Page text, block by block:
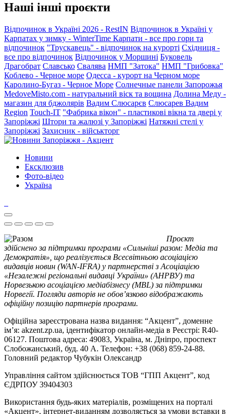
Наші інші проєкти
Відпочинок в Україні 2026 - RestIN Відпочинок в Україні у
Карпатах у зимку - WinterTime Карпати - все про гори та
відпочинок "Трускавець" - відпочинок на курорті Східниця -
все про відпочинок Відпочинок у Моршині Буковель
Драгобрат Славсько Свалява НМП "Затока" НМП "Грибовка"
Коблево - Черное море Одесса - курорт на Черном море
Каролино-Бугаз - Черное Море Солнечные панели Запорожья
MedoveMisto.com - натуральний віск та вощина Долина Меду -
магазин для бджолярів Вадим Слюсарєв Слюсарев Вадим
Region Touch-IT "Фабрика вікон" - пластикові вікна та двері у
Запоріжжі Штори та жалюзі у Запоріжжі Натяжні стелі у
Запоріжжі Захисник - військторг
Новини
Ексклюзив
Фото-відео
Україна
Проєкт
здійснено за підтримки програми «Сильніші разом: Медіа та
Демократія», що реалізується Всесвітньою асоціацією
видавців новин (WAN-IFRA) у партнерстві з Асоціацією
«Незалежні регіональні видавці України» (АНРВУ) та
Норвезькою асоціацією медіабізнесу (MBL) за підтримки
Норвегії. Погляди авторів не обов’язково відображають
офіційну позицію партнерів програми.
Офіційна зареєстрована назва видання: “Акцент”, доменне
ім’я: akzent.zp.ua, ідентифікатор онлайн-медіа в Реєстрі: R40-
06127. Поштова адреса: 49083, Україна, м. Дніпро, проспект
Слобожанський, буд. 40 А. Телефон: +38 (068) 859-24-88.
Головний редактор Чубукін Олександр
Управління сайтом здійснюється ТОВ “ГПП Акцент”, код
ЄДРПОУ 39404303
Використання будь-яких матеріалів, розміщених на порталі
«Акцент», інтернет-виданням дозволяється за умови вставки в